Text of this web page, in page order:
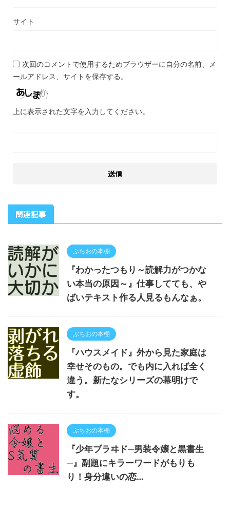
サイト
次回のコメントで使用するためブラウザーに自分の名前、メ
ールアドレス、サイトを保存する。
上に表示された文字を入力してください。
関連記事
ぶちおの本棚
『わかったつもり～読解力がつかな
い本当の原因～』仕事してても、や
ばいテキスト作る人見るもんなぁ。
ぶちおの本棚
『ハウスメイド』外から見た家庭は
幸せそのもの。でも内に入れば全く
違う。新たなシリーズの幕明けで
す。
ぶちおの本棚
『少年ブラヰド─男装令嬢と黒書生
─』副題にキラーワードがもりも
り！身分違いの恋…